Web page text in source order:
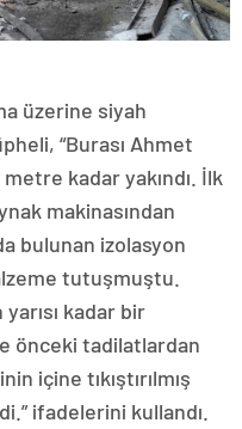
üzerine siyah
“Burası Ahmet
kadar yakındı. İlk
makinasından
bulunan izolasyon
tutuşmuştu.
yarısı kadar bir
önceki tadilatlardan
içine tıkıştırılmış
ifadelerini kullandı.